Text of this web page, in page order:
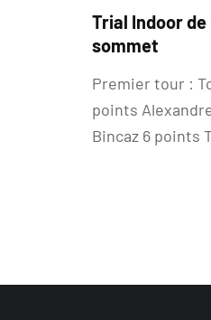
Trial Indoor de
sommet
Premier tour :
points
Bincaz 6 points